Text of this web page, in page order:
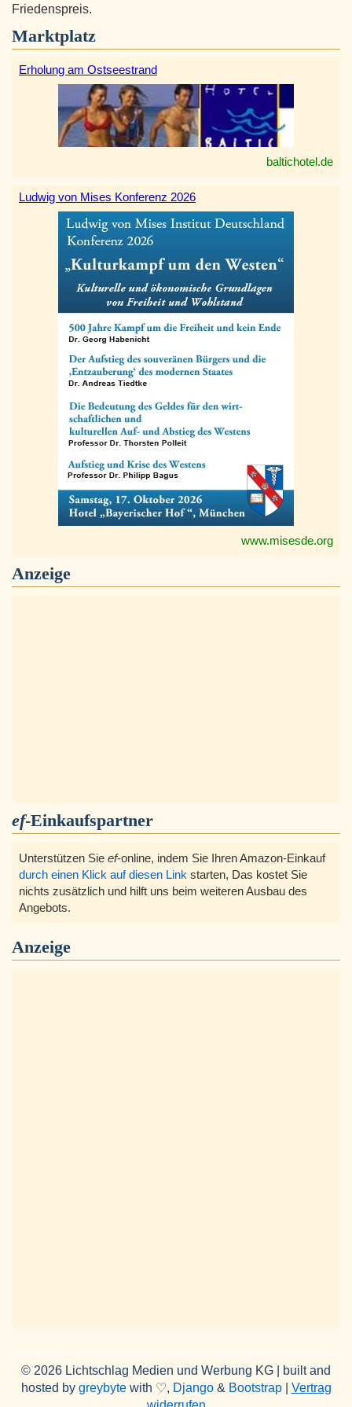
Friedenspreis.
Marktplatz
Erholung am Ostseestrand
baltichotel.de
Ludwig von Mises Konferenz 2026
www.misesde.org
Anzeige
ef-Einkaufspartner
Unterstützen Sie ef-online, indem Sie Ihren Amazon-Einkauf
durch einen Klick auf diesen Link starten, Das kostet Sie
nichts zusätzlich und hilft uns beim weiteren Ausbau des
Angebots.
Anzeige
© 2026 Lichtschlag Medien und Werbung KG | built and
hosted by greybytewith ♡, Django& Bootstrap| Vertrag